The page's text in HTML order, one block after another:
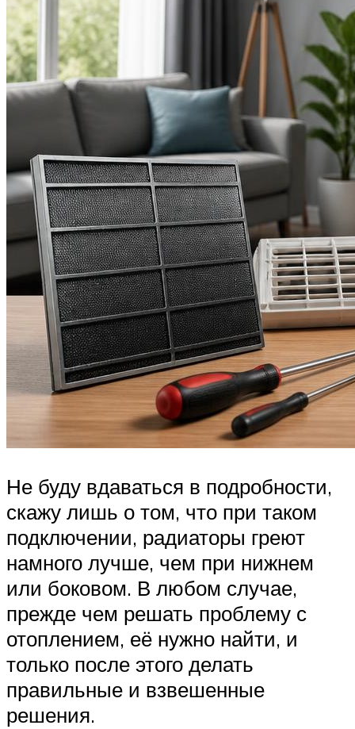
Не буду вдаваться в подробности,
скажу лишь о том, что при таком
подключении, радиаторы греют
намного лучше, чем при нижнем
или боковом. В любом случае,
прежде чем решать проблему с
отоплением, её нужно найти, и
только после этого делать
правильные и взвешенные
решения.